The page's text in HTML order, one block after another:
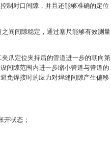
制对口间隙，并且还能够准确的定位
间间隙稳定，通过塞尺能够有效测量
爪定位夹持后的管道进一步的朝向第
间隙范围内进一步缩小管道与管道的
免焊接时的应力对焊缝间隙产生偏移
开状态；